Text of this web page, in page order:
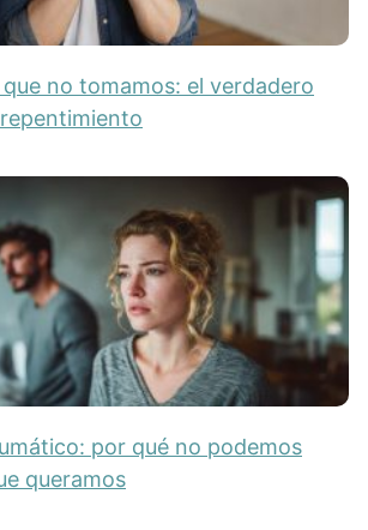
no tomamos: el verdadero
por qué no podemos
queramos